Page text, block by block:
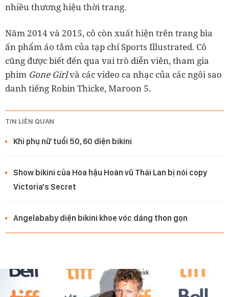
nhiều thương hiệu thời trang.
Năm 2014 và 2015, cô còn xuất hiện trên trang bìa
ấn phẩm áo tắm của tạp chí Sports Illustrated. Cô
cũng được biết đến qua vai trò diễn viên, tham gia
phim Gone Girlvà các video ca nhạc của các ngôi sao
danh tiếng Robin Thicke, Maroon 5.
TIN LIÊN QUAN
Khi phụ nữ tuổi 50, 60 diện bikini
Show bikini của Hoa hậu Hoàn vũ Thái Lan bị nói copy
Victoria's Secret
Angelababy diện bikini khoe vóc dáng thon gọn